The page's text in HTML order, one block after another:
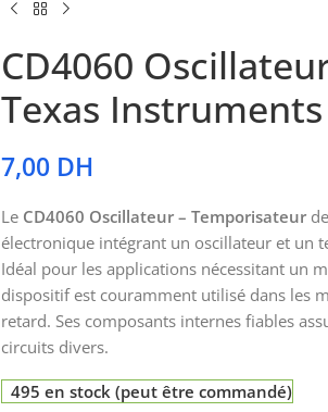
CD4060
Texas Instruments
7,00 DH
Le CD4060 Oscillateur – Temporisateur de
électronique intégrant un oscillateur et un
Idéal pour les applications nécessitant un
dispositif est couramment utilisé dans les
retard. Ses composants internes fiables
circuits divers.
495 en stock (peut être commandé)